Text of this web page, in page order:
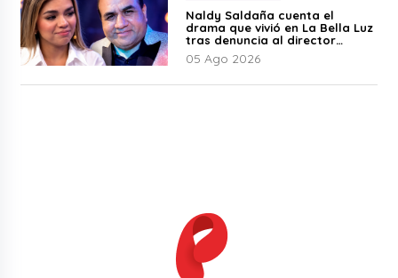
Naldy Saldaña cuenta el
drama que vivió en La Bella Luz
tras denuncia al director
musical: “No me parece justo”
05 Ago 2026